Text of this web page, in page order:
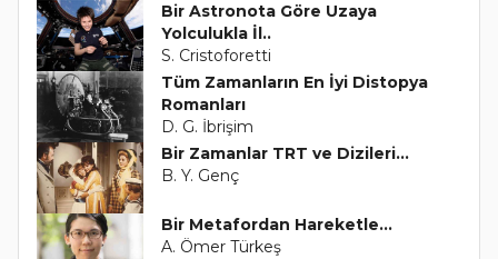
Bir Astronota Göre Uzaya
Yolculukla İl..
S. Cristoforetti
Tüm Zamanların En İyi Distopya
Romanları
D. G. İbrişim
Bir Zamanlar TRT ve Dizileri...
B. Y. Genç
Bir Metafordan Hareketle...
A. Ömer Türkeş